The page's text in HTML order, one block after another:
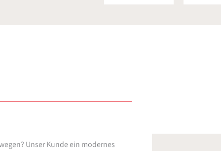
Unser Kunde ein modernes